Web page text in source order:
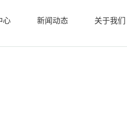
心 新闻动态 关于我们